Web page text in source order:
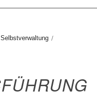
Selbstverwaltung /